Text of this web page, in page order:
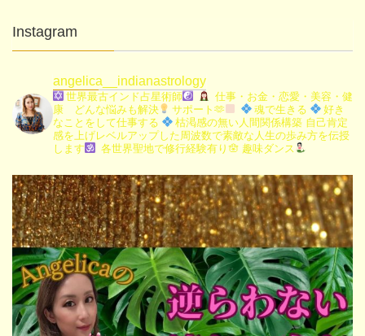
Instagram
angelica__indianastrology
世界最古インド占星術師
仕事・お金・恋愛・美容・健
康 どんな悩みも解決
サポート🫶 魂で生きる
好き
なことをして仕事する
枯渇感の無い人間関係構築 自己肯定
感を上げレベルアップした周波数で素敵な人生の歩み方を伝授
します
各世界聖地で修行経験有り🪬 趣味ダンス